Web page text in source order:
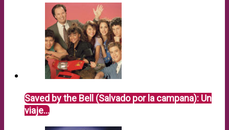
Saved by the Bell (Salvado por la campana): Un
viaje…